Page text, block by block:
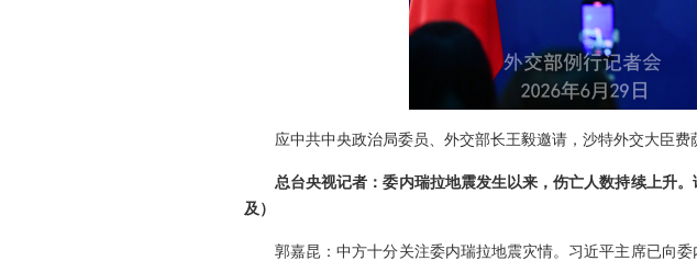
应中共中央政治局委员、外交部长王毅邀请，沙特外交大臣
总台央视记者：委内瑞拉地震发生以来，伤亡人数持续上升
及）
郭嘉昆：中方十分关注委内瑞拉地震灾情。习近平主席已向